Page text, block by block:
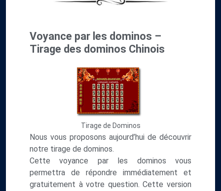
Voyance par les dominos –
Tirage des dominos Chinois
Tirage de Dominos
Nous vous proposons aujourd’hui de découvrir
notre tirage de dominos.
Cette voyance par les dominos vous
permettra de répondre immédiatement et
gratuitement à votre question. Cette version